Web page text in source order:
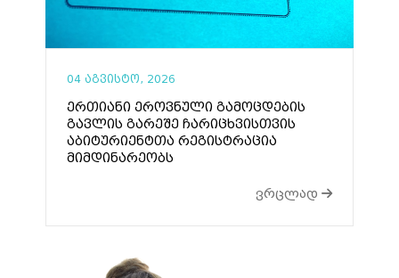
04 აგვისტო, 2026
ერთიანი ეროვნული გამოცდების
გავლის გარეშე ჩარიცხვისთვის
აბიტურიენტთა რეგისტრაცია
მიმდინარეობს
ვრცლად